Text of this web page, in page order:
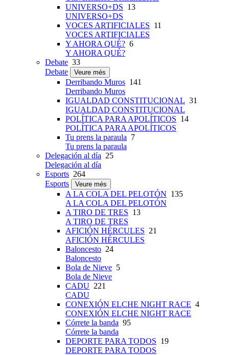
UNIVERSO+DS 13
UNIVERSO+DS
VOCES ARTIFICIALES 11
VOCES ARTIFICIALES
Y AHORA QUÉ? 6
Y AHORA QUÉ?
Debate 33
Debate
Veure més
Derribando Muros 141
Derribando Muros
IGUALDAD CONSTITUCIONAL 31
IGUALDAD CONSTITUCIONAL
POLÍTICA PARA APOLÍTICOS 14
POLÍTICA PARA APOLÍTICOS
Tu prens la paraula 7
Tu prens la paraula
Delegación al día 25
Delegación al día
Esports 264
Esports
Veure més
A LA COLA DEL PELOTÓN 135
A LA COLA DEL PELOTÓN
A TIRO DE TRES 13
A TIRO DE TRES
AFICIÓN HÉRCULES 21
AFICIÓN HÉRCULES
Baloncesto 24
Baloncesto
Bola de Nieve 5
Bola de Nieve
CADU 221
CADU
CONEXIÓN ELCHE NIGHT RACE 4
CONEXIÓN ELCHE NIGHT RACE
Córrete la banda 95
Córrete la banda
DEPORTE PARA TODOS 19
DEPORTE PARA TODOS